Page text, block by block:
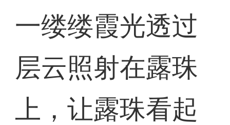
一缕缕霞光透过
层云照射在露珠
上，让露珠看起